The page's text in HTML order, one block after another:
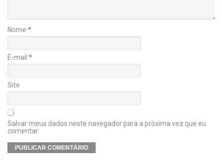
Nome *
E-mail *
Site
Salvar meus dados neste navegador para a próxima vez que eu
comentar.